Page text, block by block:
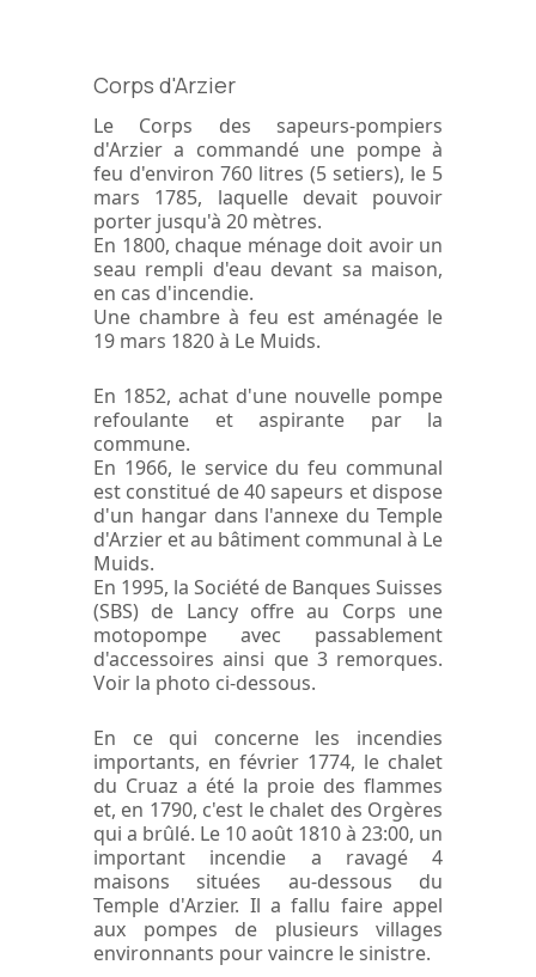
Corps d'Arzier
Le Corps des sapeurs-pompiers
d'Arzier a commandé une pompe à
feu d'environ 760 litres (5 setiers), le 5
mars 1785, laquelle devait pouvoir
porter jusqu'à 20 mètres.
En 1800, chaque ménage doit avoir un
seau rempli d'eau devant sa maison,
en cas d'incendie.
Une chambre à feu est aménagée le
19 mars 1820 à Le Muids.
En 1852, achat d'une nouvelle pompe
refoulante et aspirante par la
commune.
En 1966, le service du feu communal
est constitué de 40 sapeurs et dispose
d'un hangar dans l'annexe du Temple
d'Arzier et au bâtiment communal à Le
Muids.
En 1995, la Société de Banques Suisses
(SBS) de Lancy offre au Corps une
motopompe avec passablement
d'accessoires ainsi que 3 remorques.
Voir la photo ci-dessous.
En ce qui concerne les incendies
importants, en février 1774, le chalet
du Cruaz a été la proie des flammes
et, en 1790, c'est le chalet des Orgères
qui a brûlé. Le 10 août 1810 à 23:00, un
important incendie a ravagé 4
maisons situées au-dessous du
Temple d'Arzier. Il a fallu faire appel
aux pompes de plusieurs villages
environnants pour vaincre le sinistre.